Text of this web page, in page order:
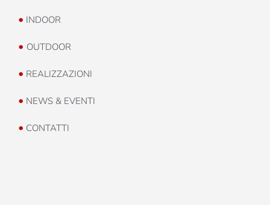
• INDOOR
• OUTDOOR
• REALIZZAZIONI
• NEWS & EVENTI
• CONTATTI